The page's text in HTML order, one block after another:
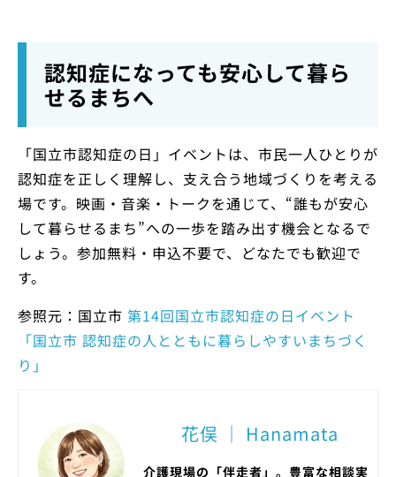
認知症になっても安心して暮ら
せるまちへ
「国立市認知症の日」イベントは、市民一人ひとりが
認知症を正しく理解し、支え合う地域づくりを考える
場です。映画・音楽・トークを通じて、“誰もが安心
して暮らせるまち”への一歩を踏み出す機会となるで
しょう。参加無料・申込不要で、どなたでも歓迎で
す。
参照元：国立市 第14回国立市認知症の日イベント
「国立市 認知症の人とともに暮らしやすいまちづく
り」
花俣 ｜ Hanamata
介護現場の「伴走者」。豊富な相談実